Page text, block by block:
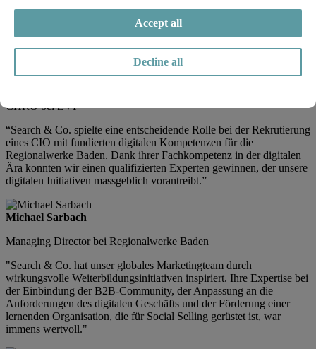
Accept all
Decline all
“Search & Co. hat für ZFV effektiv wichtige Führungspositionen in
den Bereichen Geschäftsentwicklung und Marketing rekrutiert. Ihre
umfassende Methodik und ihr weitreichendes professionelles
CHRO bei ZVF
“Search & Co. spielte eine entscheidende Rolle bei der Rekrutierung
eines CIO mit fundierten digitalen Kompetenzen für die
Regionalwerke Baden. Dank ihrer Fachkompetenz in der digitalen
Ära konnten wir einen qualifizierten Experten gewinnen, der unsere
digitalen Initiativen massgeblich vorantreibt.”
Michael Sarbach
Managing Director bei Regionalwerke Baden
"Search & Co. hat unser globales Marketingteam durch
wirkungsvolle Weiterbildungsinitiativen inspiriert. Ihre Expertise bei
der Einbindung der B2B-Community, der Anpassung an die
Anforderungen des digitalen Geschäfts und der Förderung einer
lernenden Organisation, die für Social Selling gerüstet ist, war
immens wertvoll."